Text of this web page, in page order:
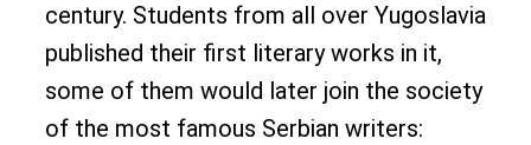
century. Students from all over Yugoslavia
published their first literary works in it,
some of them would later join the society
of the most famous Serbian writers: